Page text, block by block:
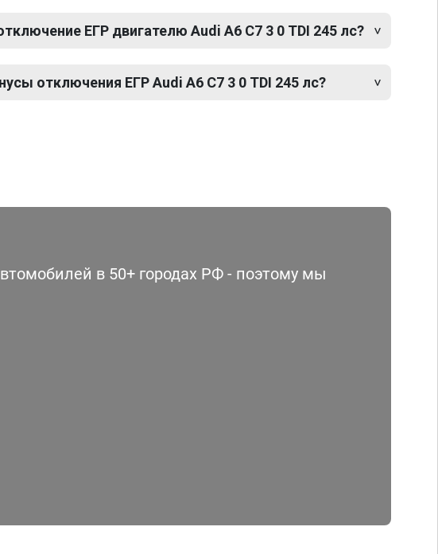
ЕГР двигателю Audi A6 C7 3 0 TDI 245 лс?
отключения ЕГР Audi A6 C7 3 0 TDI 245 лс?
в 50+ городах РФ - поэтому мы